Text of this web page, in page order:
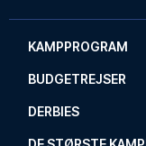
KAMPPROGRAM
BUDGETREJSER
DERBIES